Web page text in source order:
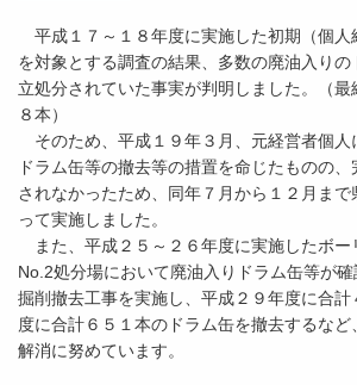
平成１７～１８年度に実施した初期（個人
を対象とする調査の結果、多数の廃油入りの
立処分されていた事実が判明しました。（最
８本）
そのため、平成１９年３月、元経営者個人
ドラム缶等の撤去等の措置を命じたものの
されなかったため、同年７月から１２月まで
って実施しました
また、平成２５～２６年度に実施したボー
No.2処分場において廃油入りドラム缶等が確
掘削撤去工事を実施し、平成２９年度に合
度に合計６５１本のドラム缶を撤去するな
解消に努めています。